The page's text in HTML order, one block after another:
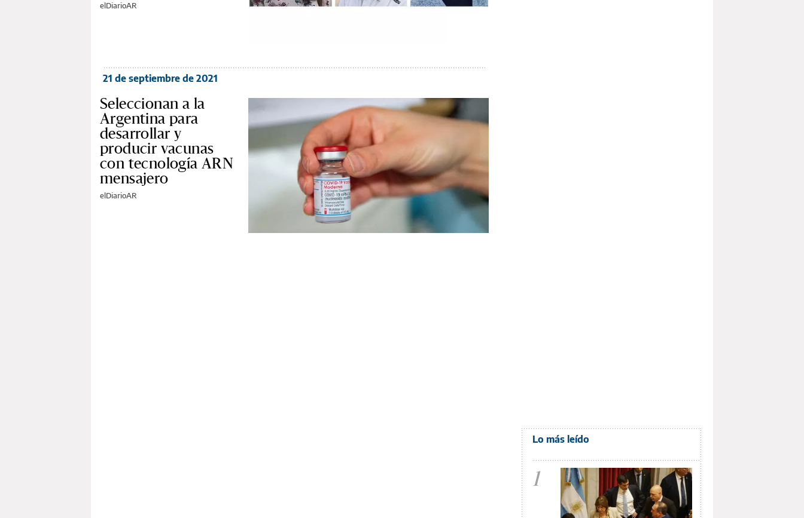
elDiarioAR
21 de septiembre de 2021
Seleccionan a la
Argentina para
desarrollar y
producir vacunas
con tecnología ARN
mensajero
elDiarioAR
Lo más leído
1